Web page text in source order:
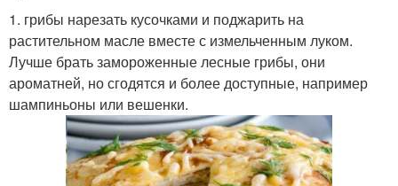
1. грибы нарезать кусочками и поджарить на
растительном масле вместе с измельченным луком.
Лучше брать замороженные лесные грибы, они
ароматней, но сгодятся и более доступные, например
шампиньоны или вешенки.